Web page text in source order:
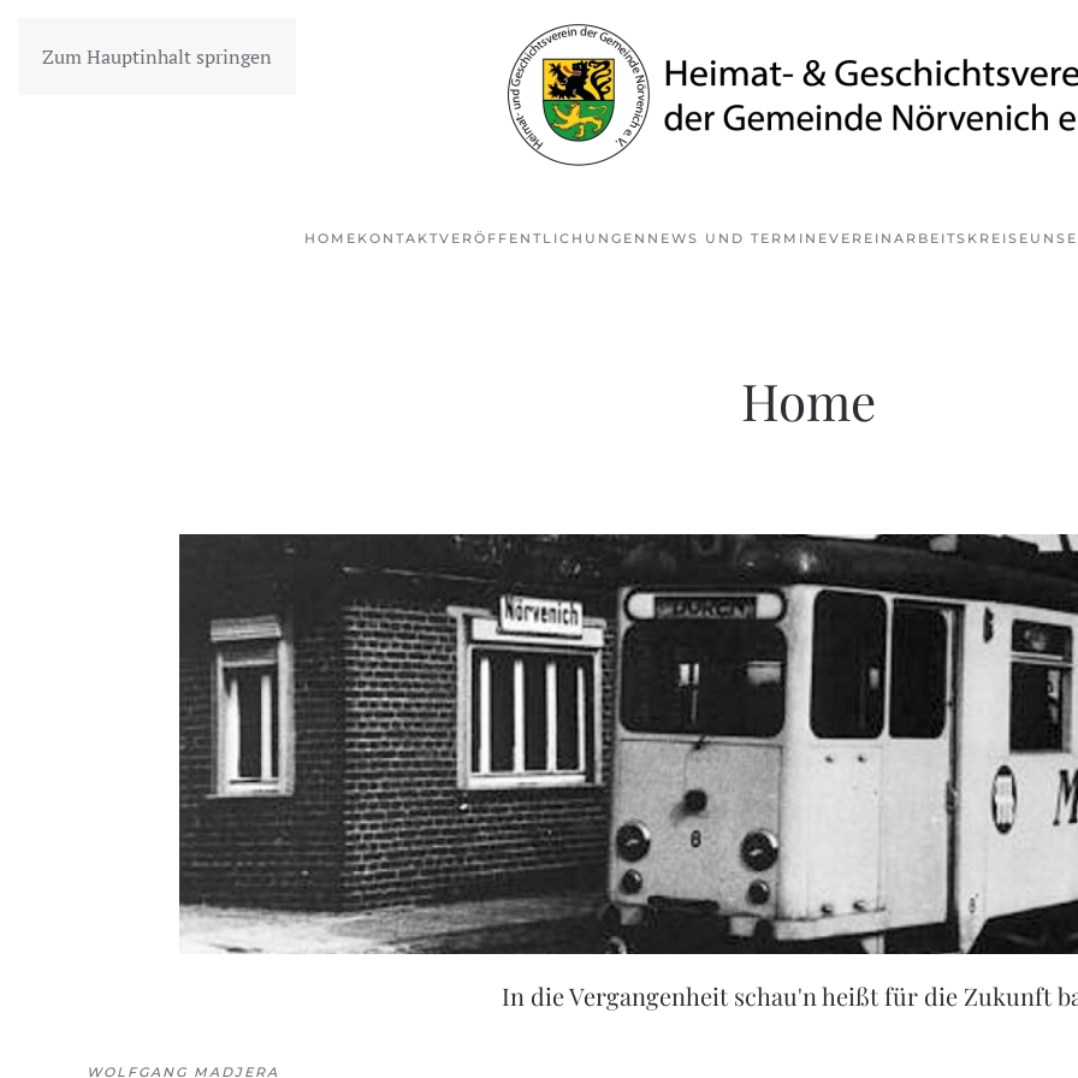
Zum Hauptinhalt springen
HOME KONTAKTVERÖFFENTLICHUNGEN NEWS UND TERMINEVEREIN ARBEITSKREISE
Home
In die Vergangenheit schau'n heißt für die Zukunft
WOLFGANG MADJERA